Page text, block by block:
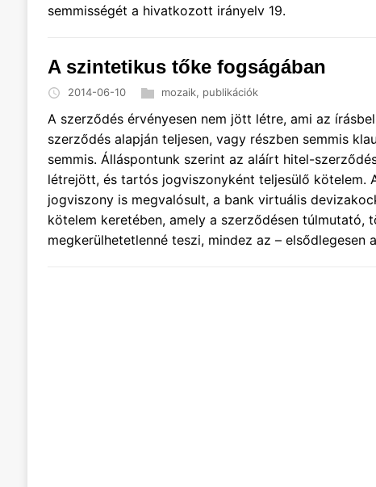
semmisségét a hivatkozott irányelv 19.
A szintetikus tőke fogságában
2014-06-10 mozaik, publikációk
A szerződés érvényesen nem jött létre, ami az
szerződés alapján teljesen, vagy részben semmis
semmis. Álláspontunk szerint az aláírt hitel-
létrejött, és tartós jogviszonyként teljesülő kötelem.
jogviszony is megvalósult, a bank virtuális
kötelem keretében, amely a szerződésen
megkerülhetetlenné teszi, mindez az – elsődlegesen